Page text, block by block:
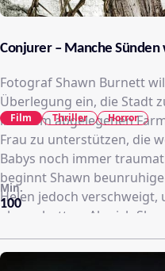
Conjurer – Manche
Fotograf Shawn Burnett
Überlegung ein, die Stadt
in einem abgelegenen
Frau zu unterstützen, die
Babys noch immer
beginnt Shawn
Helen jedoch verschweigt,
abzuschotten. Als sich
des Hauses erkundigt,
Erfahrungen aus seinem
100
Min.
Film Thriller Horror